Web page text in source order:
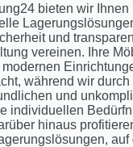
bieten wir Ihnen
und
vereinen. Ihre
während wir durch
und
individuellen
hinaus
auf